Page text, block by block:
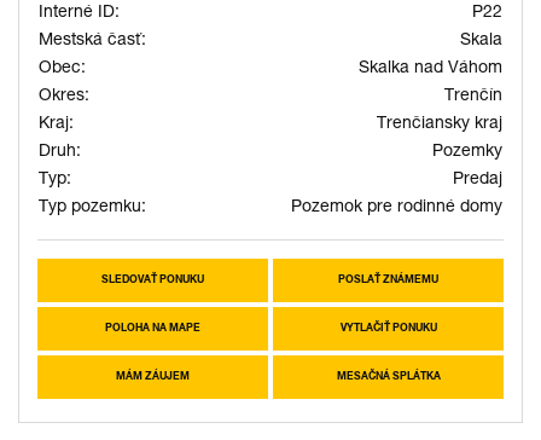
Interné ID:
P22
Mestská časť:
Skala
Obec:
Skalka nad Váhom
Okres:
Trenčín
Kraj:
Trenčiansky kraj
Druh:
Pozemky
Typ:
Predaj
Typ pozemku:
Pozemok pre rodinné domy
SLEDOVAŤ PONUKU POSLAŤ ZNÁMEMU
POLOHA NA MAPE VYTLAČIŤ PONUKU
MÁM ZÁUJEM MESAČNÁ SPLÁTKA